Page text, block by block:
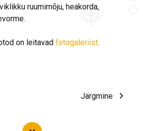
ruumimõju, heakorda,
on leitavad fotogaleriist.
Järgmine